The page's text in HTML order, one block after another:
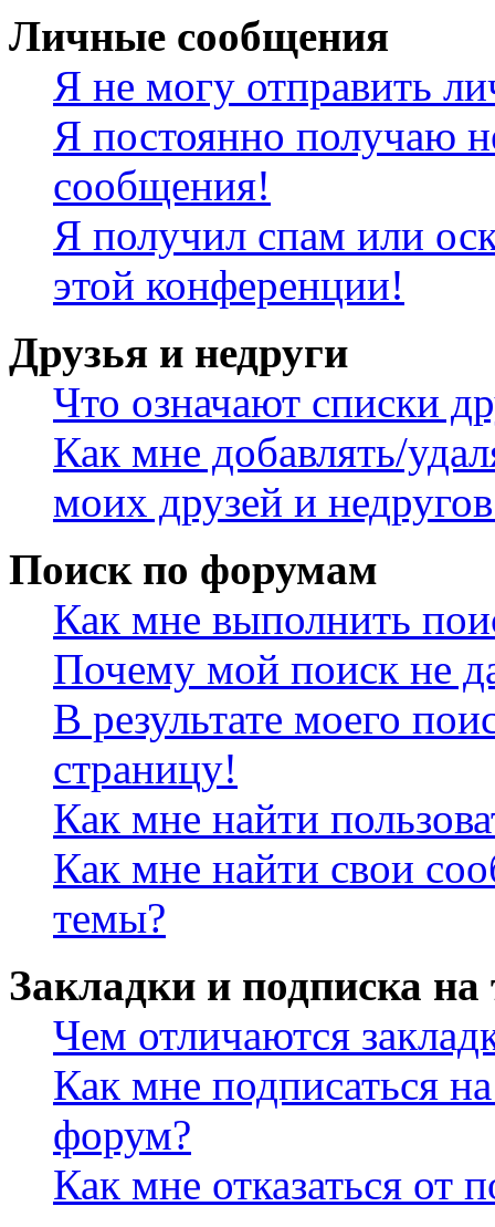
Личные сообщения
Я не могу отправить
Я постоянно получаю
сообщения!
Я получил спам или
этой конференции!
Друзья и недруги
Что означают списки
Как мне добавлять/
моих друзей и
Поиск по форумам
Как мне выполнить
Почему мой поиск не
В результате моего
страницу!
Как мне найти
Как мне найти свои
темы?
Закладки и подписка
Чем отличаются
Как мне подписаться
форум?
Как мне отказаться от